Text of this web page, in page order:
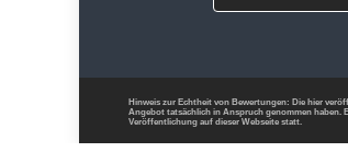
Hinweis zur Echtheit von Bewertungen: Die hier
Angebot tatsächlich in Anspruch genommen haben.
Veröffentlichung auf dieser Webseite statt.